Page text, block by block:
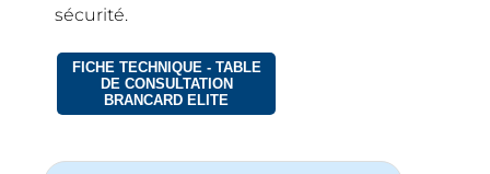
sécurité.
FICHE TECHNIQUE - TABLE
DE CONSULTATION
BRANCARD ELITE